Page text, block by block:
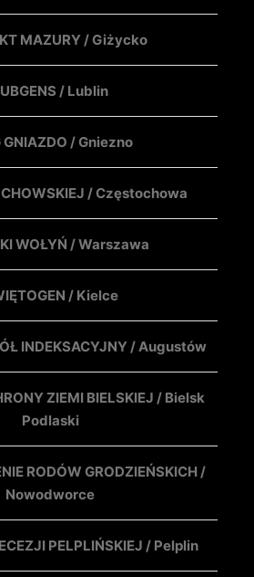
MAZURY / Giżycko
/ Lublin
GNIAZDO / Gniezno
/ Częstochowa
WOŁYŃ / Warszawa
/ Kielce
INDEKSACYJNY / Augustów
ZIEMI BIELSKIEJ / Bielsk
Podlaski
RODÓW GRODZIEŃSKICH /
Nowodworce
PELPLIŃSKIEJ / Pelplin